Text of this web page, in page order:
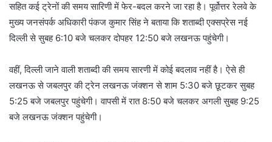
सहित कई ट्रेनों की समय सारिणी में फेर-बदल करने जा रहा है। पूर्वोत्तर रेलवे के
मुख्य जनसंपर्क अधिकारी पंकज कुमार सिंह ने बताया कि शताब्दी एक्सप्रेस नई
दिल्ली से सुबह 6:10 बजे चलकर दोपहर 12:50 बजे लखनऊ पहुंचेगी।
वहीं, दिल्ली जाने वाली शताब्दी की समय सारणी में कोई बदलाव नहीं है। ऐसे ही
लखनऊ से जबलपुर की ट्रेन लखनऊ जंक्शन से शाम 5:30 बजे छूटकर सुबह
5:25 बजे जबलपुर पहुंचेगी। वापसी में रात 8:50 बजे चलकर अगली सुबह 9:25
बजे लखनऊ जंक्शन पहुंचेगी।